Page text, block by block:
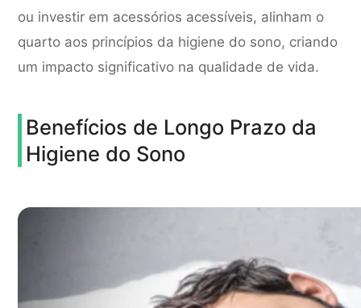
ou investir em acessórios acessíveis, alinham o
quarto aos princípios da higiene do sono, criando
um impacto significativo na qualidade de vida.
Benefícios de Longo Prazo da
Higiene do Sono